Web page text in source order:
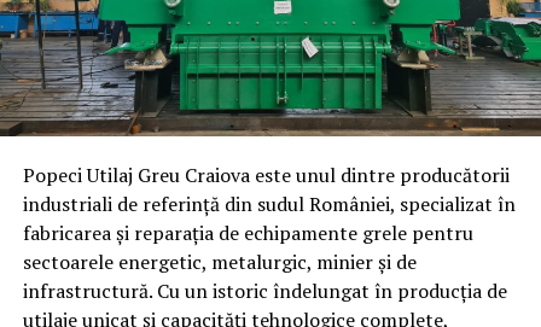
Ofirma deratizare profesionistă nu elimină doar
rozătoarele, ci identifică și cauzele care au favorizat
infestarea.
Elimină complet sursele de hrană
Șobolanii sunt atrași în primul rând de hrană. Chiar și
cantități foarte mici pot susține dezvoltarea unei
colonii.
Pentru prevenție este recomandat să:
Popeci Utilaj Greu Craiova este unul dintre producătorii
industriali de referință din sudul României, specializat în
fabricarea și reparația de echipamente grele pentru
sectoarele energetic, metalurgic, minier și de
infrastructură. Cu un istoric îndelungat în producția de
utilaje unicat și capacități tehnologice complete,